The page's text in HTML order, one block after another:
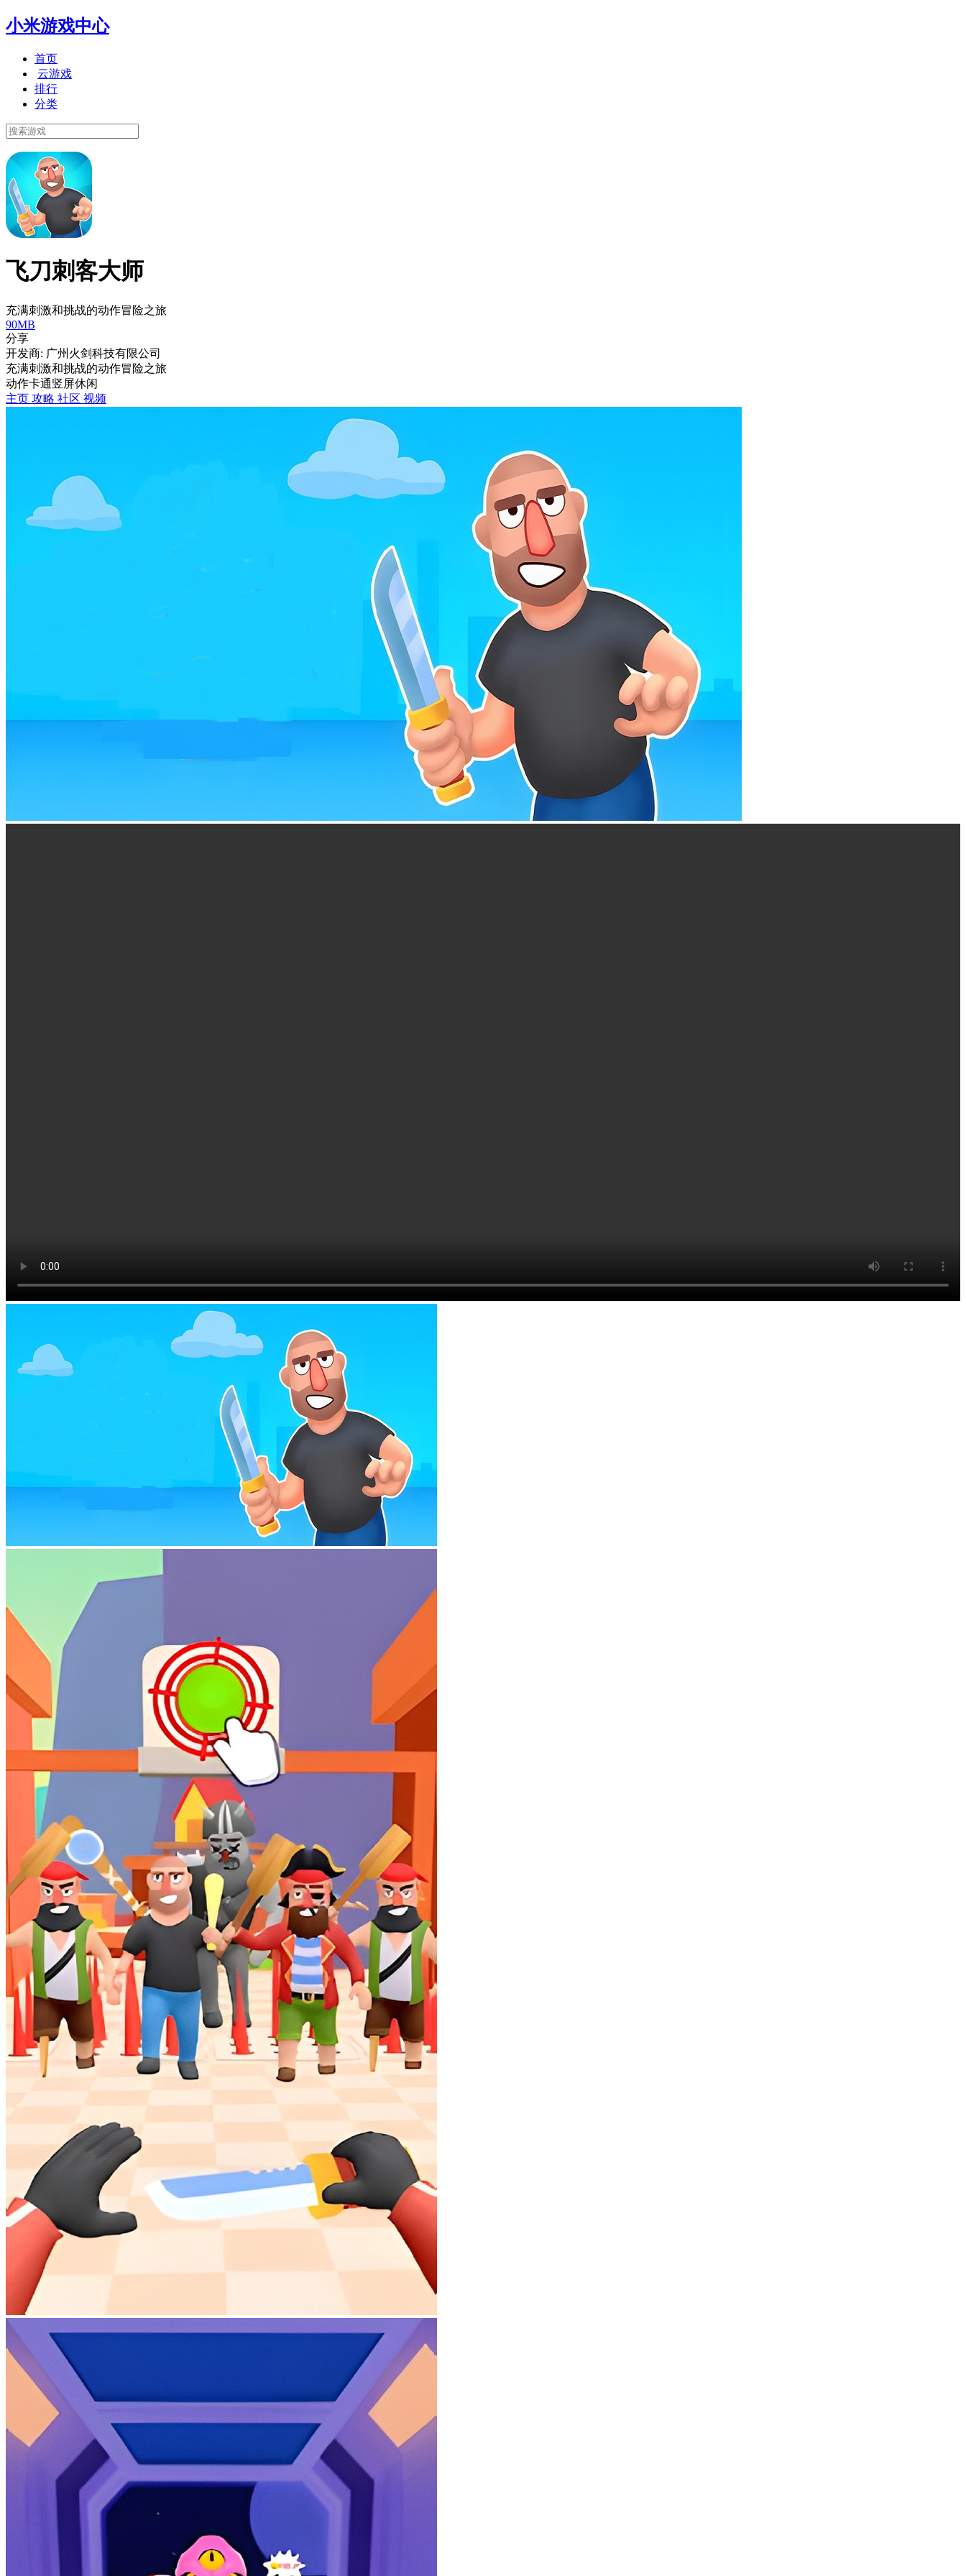
小米游戏中心
首页
云游戏
排行
分类
飞刀刺客大师
充满刺激和挑战的动作冒险之旅
90MB
分享
开发商: 广州火剑科技有限公司
充满刺激和挑战的动作冒险之旅
动作卡通竖屏休闲
主页 攻略 社区 视频